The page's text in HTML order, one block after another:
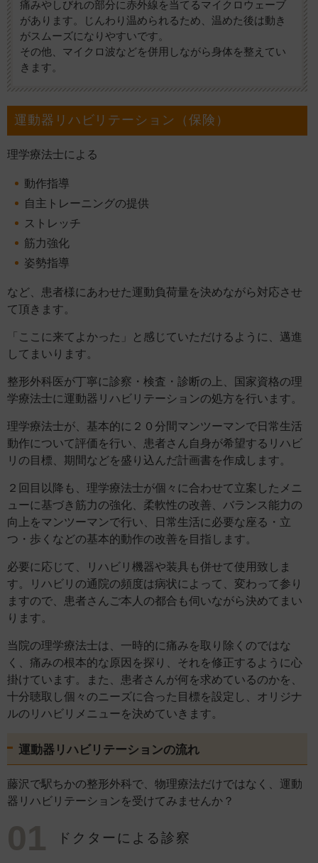
痛みやしびれの部分に赤外線を当てるマイクロウェーブ
があります。じんわり温められるため、温めた後は動き
がスムーズになりやすいです。
その他、マイクロ波などを併用しながら身体を整えてい
きます。
運動器リハビリテーション（保険）
理学療法士による
動作指導
自主トレーニングの提供
ストレッチ
筋力強化
姿勢指導
など、患者様にあわせた運動負荷量を決めながら対応させ
て頂きます。
「ここに来てよかった」と感じていただけるように、邁進
してまいります。
整形外科医が丁寧に診察・検査・診断の上、国家資格の理
学療法士に運動器リハビリテーションの処方を行います。
理学療法士が、基本的に２０分間マンツーマンで日常生活
動作について評価を行い、患者さん自身が希望するリハビ
リの目標、期間などを盛り込んだ計画書を作成します。
２回目以降も、理学療法士が個々に合わせて立案したメニ
ューに基づき筋力の強化、柔軟性の改善、バランス能力の
向上をマンツーマンで行い、日常生活に必要な座る・立
つ・歩くなどの基本的動作の改善を目指します。
必要に応じて、リハビリ機器や装具も併せて使用致しま
す。リハビリの通院の頻度は病状によって、変わって参り
ますので、患者さんご本人の都合も伺いながら決めてまい
ります。
当院の理学療法士は、一時的に痛みを取り除くのではな
く、痛みの根本的な原因を探り、それを修正するように心
掛けています。また、患者さんが何を求めているのかを、
十分聴取し個々のニーズに合った目標を設定し、オリジナ
ルのリハビリメニューを決めていきます。
運動器リハビリテーションの流れ
藤沢で駅ちかの整形外科で、物理療法だけではなく、運動
器リハビリテーションを受けてみませんか？
01 ドクターによる診察